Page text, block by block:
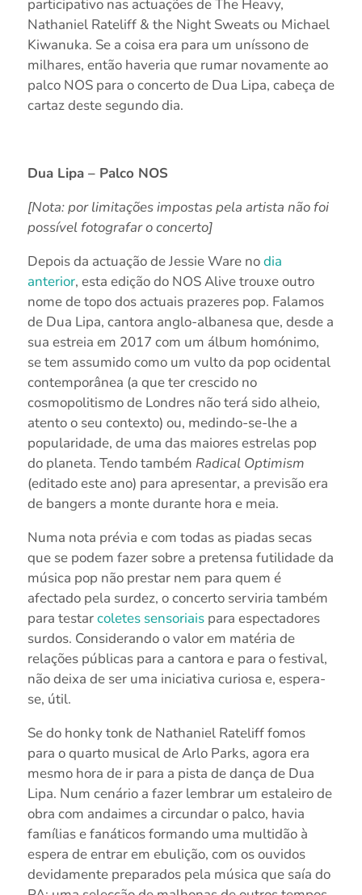
participativo nas actuações de The Heavy,
Nathaniel Rateliff & the Night Sweats ou Michael
Kiwanuka. Se a coisa era para um uníssono de
milhares, então haveria que rumar novamente ao
palco NOS para o concerto de Dua Lipa, cabeça de
cartaz deste segundo dia.
Dua Lipa – Palco NOS
[Nota: por limitações impostas pela artista não foi
possível fotografar o concerto]
Depois da actuação de Jessie Ware nodia
anterior, esta edição do NOS Alive trouxe outro
nome de topo dos actuais prazeres pop. Falamos
de Dua Lipa, cantora anglo-albanesa que, desde a
sua estreia em 2017 com um álbum homónimo,
se tem assumido como um vulto da pop ocidental
contemporânea (a que ter crescido no
cosmopolitismo de Londres não terá sido alheio,
atento o seu contexto) ou, medindo-se-lhe a
popularidade, de uma das maiores estrelas pop
do planeta. Tendo também Radical Optimism
(editado este ano) para apresentar, a previsão era
de bangers a monte durante hora e meia.
Numa nota prévia e com todas as piadas secas
que se podem fazer sobre a pretensa futilidade da
música pop não prestar nem para quem é
afectado pela surdez, o concerto serviria também
para testarcoletes sensoriaispara espectadores
surdos. Considerando o valor em matéria de
relações públicas para a cantora e para o festival,
não deixa de ser uma iniciativa curiosa e, espera-
se, útil.
Se do honky tonk de Nathaniel Rateliff fomos
para o quarto musical de Arlo Parks, agora era
mesmo hora de ir para a pista de dança de Dua
Lipa. Num cenário a fazer lembrar um estaleiro de
obra com andaimes a circundar o palco, havia
famílias e fanáticos formando uma multidão à
espera de entrar em ebulição, com os ouvidos
devidamente preparados pela música que saía do